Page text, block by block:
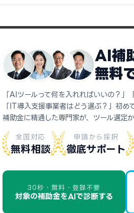
AI補
無料
「AIツールって何を入れればいいの？」
「IT導入支援事業者はどう選ぶ？」初め
補助金に精通した専門家が、ツール選定
全国対応
無料相談
申請から採択
徹底サポート
30秒・無料・登録不要
対象の補助金をAIで診断する